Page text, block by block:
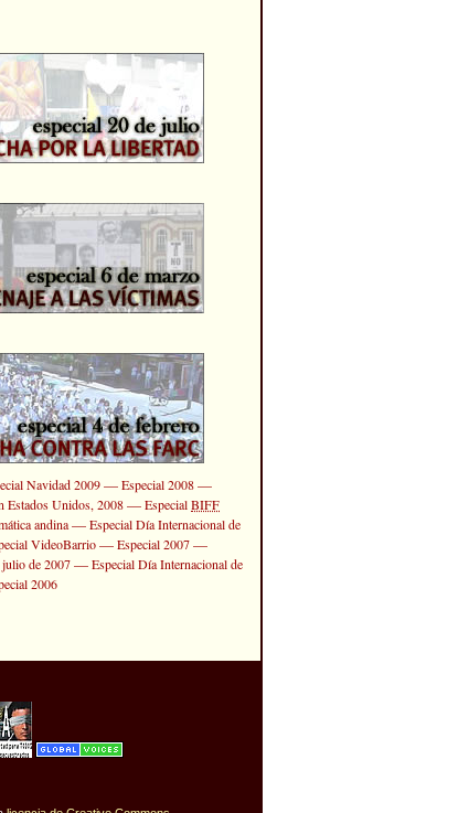
Navidad 2009—Especial 2008—
Estados Unidos, 2008—EspecialBIFF
andina—Especial Día Internacional de
VideoBarrio—Especial 2007—
julio de 2007—Especial Día Internacional de
2006